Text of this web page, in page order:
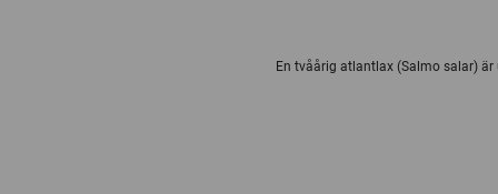
En tvåårig atlantlax (Salmo salar)